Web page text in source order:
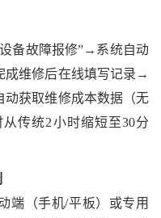
备故障报修”→系统自动
维修后在线填写记录→
获取维修成本数据（无
传统2小时缩短至30分
端（手机/平板）或专用